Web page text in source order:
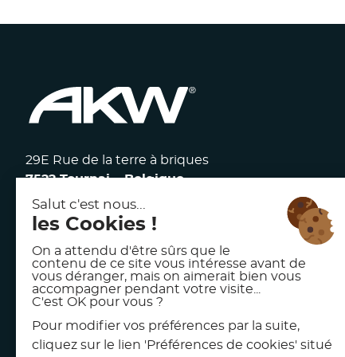
29E Rue de la terre à briques
7522 Tournai – Belgique
117 avenue Victor Hugo
92100 Boulogne Billancourt – France
facebook
linkedin
instagram